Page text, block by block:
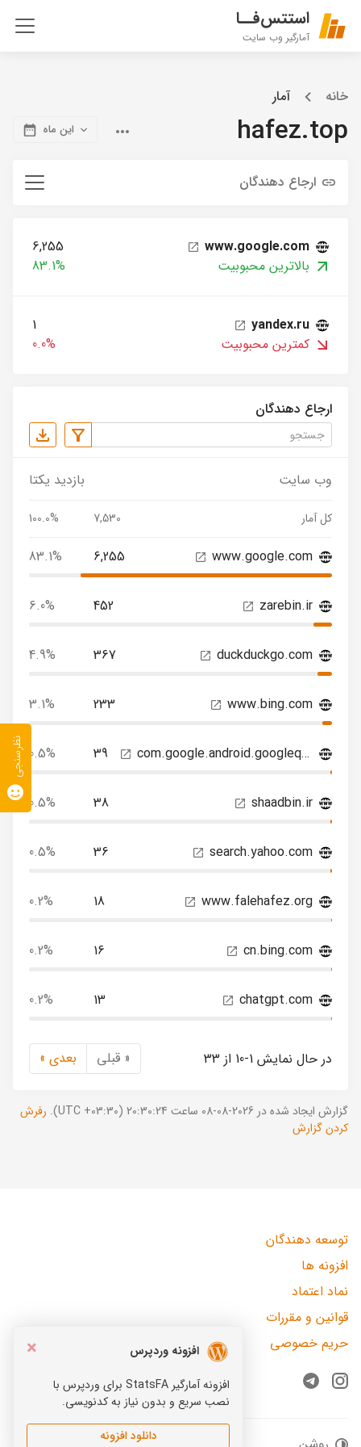
استتس‌فــا
آمارگیر وب سایت
خانه آمار
hafez.top این ماه
ارجاع دهندگان
www.google.com
6,255
بالاترین محبوبیت
83.1%
yandex.ru
1
کمترین محبوبیت
0.0%
ارجاع دهندگان
وب سایت بازدید یکتا
کل آمار 7,530
100.0%
www.google.com
6,255
83.1%
zarebin.ir
452
6.0%
duckduckgo.com
367
4.9%
www.bing.com
233
3.1%
com.google.android.googlequicksearchbox
39
0.5%
shaadbin.ir
38
0.5%
search.yahoo.com
36
0.5%
www.falehafez.org
18
0.2%
cn.bing.com
16
0.2%
chatgpt.com
13
0.2%
در حال نمایش 1-10 از 33 « قبلی بعدی »
گزارش ایجاد شده در 2026-08-08 ساعت 20:30:24 (UTC +03:30).
رفرش
کردن گزارش
×
افزونه وردپرس
افزونه آمارگیر StatsFA برای وردپرس با
نصب سریع و بدون نیاز به کدنویسی.
دانلود افزونه
توسعه دهندگان
افزونه ها
نماد اعتماد
قوانین و مقررات
حریم خصوصی
Instagram
Telegram
نظرسنجی